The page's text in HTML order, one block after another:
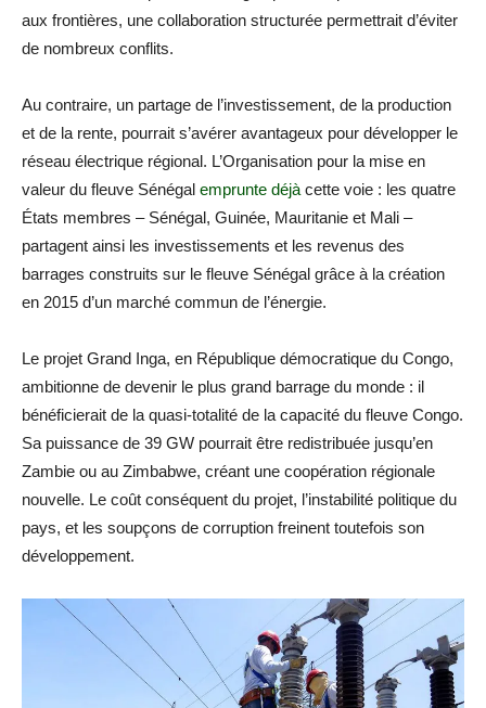
aux frontières, une collaboration structurée permettrait d’éviter
de nombreux conflits.
Au contraire, un partage de l’investissement, de la production
et de la rente, pourrait s’avérer avantageux pour développer le
réseau électrique régional. L’Organisation pour la mise en
valeur du fleuve Sénégal emprunte déjà cette voie : les quatre
États membres – Sénégal, Guinée, Mauritanie et Mali –
partagent ainsi les investissements et les revenus des
barrages construits sur le fleuve Sénégal grâce à la création
en 2015 d’un marché commun de l’énergie.
Le projet Grand Inga, en République démocratique du Congo,
ambitionne de devenir le plus grand barrage du monde : il
bénéficierait de la quasi-totalité de la capacité du fleuve Congo.
Sa puissance de 39 GW pourrait être redistribuée jusqu’en
Zambie ou au Zimbabwe, créant une coopération régionale
nouvelle. Le coût conséquent du projet, l’instabilité politique du
pays, et les soupçons de corruption freinent toutefois son
développement.